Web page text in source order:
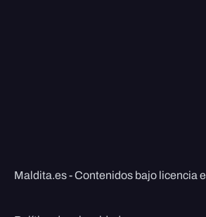
Maldita.es - Contenidos bajo licencia